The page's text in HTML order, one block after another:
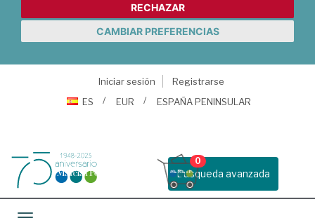
RECHAZAR
CAMBIAR PREFERENCIAS
Iniciar sesión
Registrarse
ES
EUR ESPAÑA PENINSULAR
Busqueda avanzada
0